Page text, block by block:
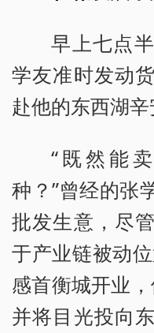
早上七点
学友准时发动
赴他的东西湖辛
“既然能
种？”曾经的张
批发生意，尽
于产业链被动
感首衡城开业
并将目光投向